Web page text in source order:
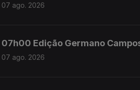
07 ago. 2026
07h00 Edição Germano
07 ago. 2026